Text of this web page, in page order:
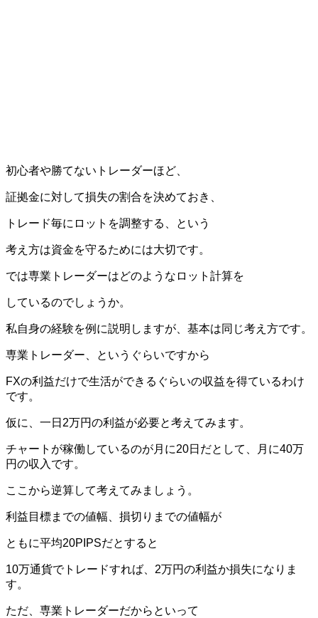
初心者や勝てないトレーダーほど、
証拠金に対して損失の割合を決めておき、
トレード毎にロットを調整する、という
考え方は資金を守るためには大切です。
では専業トレーダーはどのようなロット計算を
しているのでしょうか。
私自身の経験を例に説明しますが、基本は同じ考え方です。
専業トレーダー、というぐらいですから
FXの利益だけで生活ができるぐらいの収益を得ているわけ
です。
仮に、一日2万円の利益が必要と考えてみます。
チャートが稼働しているのが月に20日だとして、月に40万
円の収入です。
ここから逆算して考えてみましょう。
利益目標までの値幅、損切りまでの値幅が
ともに平均20PIPSだとすると
10万通貨でトレードすれば、2万円の利益か損失になりま
す。
ただ、専業トレーダーだからといって